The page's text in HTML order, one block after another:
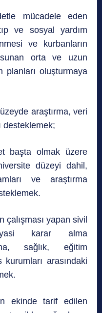
mücadele eden
ve sosyal yardım
ve kurbanların
orta ve uzun
planları oluşturmaya
araştırma, veri
desteklemek;
başta olmak üzere
düzeyi dahil,
ve araştırma
yapan sivil
karar alma
sağlık, eğitim
arasındaki
ekinde tarif edilen